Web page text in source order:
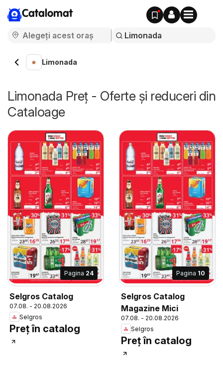
Catalomat
Limonada
Limonada Preț - Oferte și reduceri din
Cataloage
Pagina 24
Selgros Catalog
07.08. - 20.08.2026
Selgros
Preț în catalog
Pagina 10
Selgros Catalog
Magazine Mici
07.08. - 20.08.2026
Selgros
Preț în catalog